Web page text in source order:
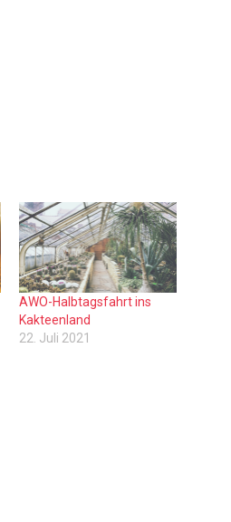
AWO-Halbtagsfahrt ins
Kakteenland
22. Juli 2021